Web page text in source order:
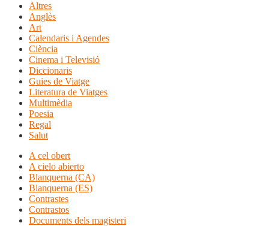
Altres
Anglès
Art
Calendaris i Agendes
Ciència
Cinema i Televisió
Diccionaris
Guies de Viatge
Literatura de Viatges
Multimèdia
Poesia
Regal
Salut
A cel obert
A cielo abierto
Blanquerna (CA)
Blanquerna (ES)
Contrastes
Contrastos
Documents dels magisteri